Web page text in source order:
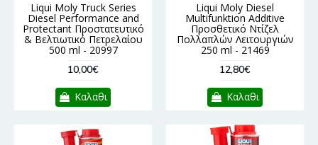
Liqui Moly Truck Series
Diesel Performance and
Protectant Προστατευτικό
& Βελτιωτικό Πετρελαίου
500 ml - 20997
10,00€
Καλαθι
Liqui Moly Diesel
Multifunktion Additive
Προσθετικό Ντίζελ
Πολλαπλών Λειτουργιών
250 ml - 21469
12,80€
Καλαθι